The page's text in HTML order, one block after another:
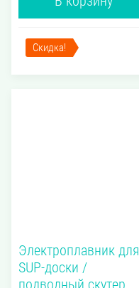
Скидка!
Электроплавник для
SUP-доски /
подводный скутер